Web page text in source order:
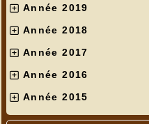
Année 2019
Année 2018
Année 2017
Année 2016
Année 2015